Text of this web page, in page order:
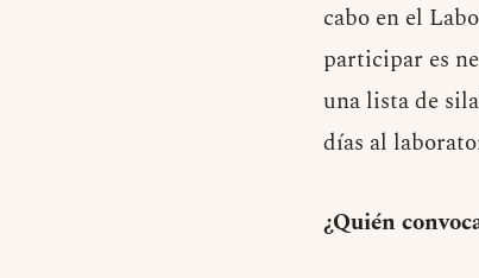
cabo en el
participar es
una lista de
días al
¿Quién